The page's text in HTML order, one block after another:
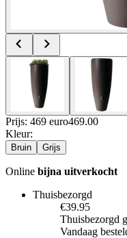
Prijs: 469 euro469.00
Kleur:
Bruin Grijs
Online bijna uitverkocht
Thuisbezorgd
€39.95
Thuisbezorgd
Vandaag